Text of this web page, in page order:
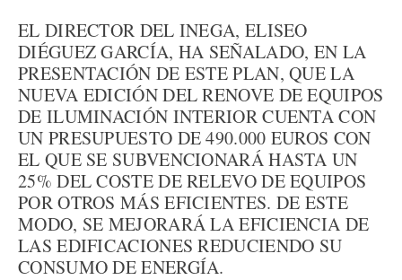
EL DIRECTOR DEL INEGA, ELISEO
DIÉGUEZ GARCÍA, HA SEÑALADO, EN LA
PRESENTACIÓN DE ESTE PLAN, QUE LA
NUEVA EDICIÓN DEL RENOVE DE EQUIPOS
DE ILUMINACIÓN INTERIOR CUENTA CON
UN PRESUPUESTO DE 490.000 EUROS CON
EL QUE SE SUBVENCIONARÁ HASTA UN
25% DEL COSTE DE RELEVO DE EQUIPOS
POR OTROS MÁS EFICIENTES. DE ESTE
MODO, SE MEJORARÁ LA EFICIENCIA DE
LAS EDIFICACIONES REDUCIENDO SU
CONSUMO DE ENERGÍA.